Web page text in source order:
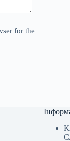
for the